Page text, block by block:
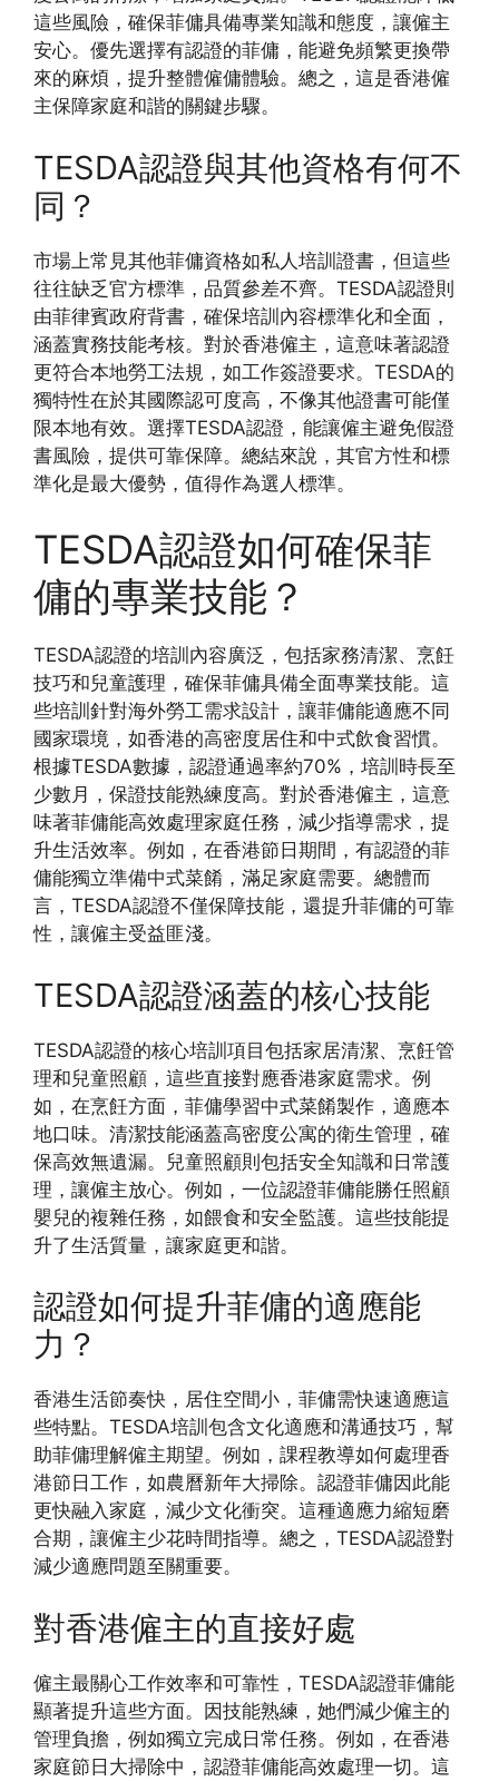
這些風險，確保菲傭具備專業知識和態度，讓僱主
安心。優先選擇有認證的菲傭，能避免頻繁更換帶
來的麻煩，提升整體僱傭體驗。總之，這是香港僱
主保障家庭和諧的關鍵步驟。
TESDA認證與其他資格有何不
同？
市場上常見其他菲傭資格如私人培訓證書，但這些
往往缺乏官方標準，品質參差不齊。TESDA認證則
由菲律賓政府背書，確保培訓內容標準化和全面，
涵蓋實務技能考核。對於香港僱主，這意味著認證
更符合本地勞工法規，如工作簽證要求。TESDA的
獨特性在於其國際認可度高，不像其他證書可能僅
限本地有效。選擇TESDA認證，能讓僱主避免假證
書風險，提供可靠保障。總結來說，其官方性和標
準化是最大優勢，值得作為選人標準。
TESDA認證如何確保菲
傭的專業技能？
TESDA認證的培訓內容廣泛，包括家務清潔、烹飪
技巧和兒童護理，確保菲傭具備全面專業技能。這
些培訓針對海外勞工需求設計，讓菲傭能適應不同
國家環境，如香港的高密度居住和中式飲食習慣。
根據TESDA數據，認證通過率約70%，培訓時長至
少數月，保證技能熟練度高。對於香港僱主，這意
味著菲傭能高效處理家庭任務，減少指導需求，提
升生活效率。例如，在香港節日期間，有認證的菲
傭能獨立準備中式菜餚，滿足家庭需要。總體而
言，TESDA認證不僅保障技能，還提升菲傭的可靠
性，讓僱主受益匪淺。
TESDA認證涵蓋的核心技能
TESDA認證的核心培訓項目包括家居清潔、烹飪管
理和兒童照顧，這些直接對應香港家庭需求。例
如，在烹飪方面，菲傭學習中式菜餚製作，適應本
地口味。清潔技能涵蓋高密度公寓的衛生管理，確
保高效無遺漏。兒童照顧則包括安全知識和日常護
理，讓僱主放心。例如，一位認證菲傭能勝任照顧
嬰兒的複雜任務，如餵食和安全監護。這些技能提
升了生活質量，讓家庭更和諧。
認證如何提升菲傭的適應能
力？
香港生活節奏快，居住空間小，菲傭需快速適應這
些特點。TESDA培訓包含文化適應和溝通技巧，幫
助菲傭理解僱主期望。例如，課程教導如何處理香
港節日工作，如農曆新年大掃除。認證菲傭因此能
更快融入家庭，減少文化衝突。這種適應力縮短磨
合期，讓僱主少花時間指導。總之，TESDA認證對
減少適應問題至關重要。
對香港僱主的直接好處
僱主最關心工作效率和可靠性，TESDA認證菲傭能
顯著提升這些方面。因技能熟練，她們減少僱主的
管理負擔，例如獨立完成日常任務。例如，在香港
家庭節日大掃除中，認證菲傭能高效處理一切。這